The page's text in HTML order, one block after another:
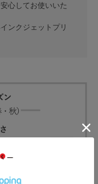
心してお使いいた
ンクジェットプリ